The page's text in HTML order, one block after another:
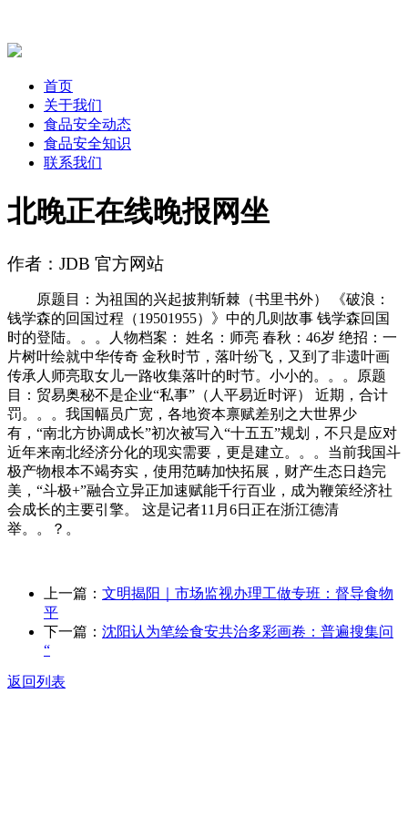
首页
关于我们
食品安全动态
食品安全知识
联系我们
北晚正在线晚报网坐
作者：JDB 官方网站
原题目：为祖国的兴起披荆斩棘（书里书外） 《破浪：
钱学森的回国过程（19501955）》中的几则故事 钱学森回国
时的登陆。。。人物档案： 姓名：师亮 春秋：46岁 绝招：一
片树叶绘就中华传奇 金秋时节，落叶纷飞，又到了非遗叶画
传承人师亮取女儿一路收集落叶的时节。小小的。。。原题
目：贸易奥秘不是企业“私事”（人平易近时评） 近期，合计
罚。。。我国幅员广宽，各地资本禀赋差别之大世界少
有，“南北方协调成长”初次被写入“十五五”规划，不只是应对
近年来南北经济分化的现实需要，更是建立。。。当前我国斗
极产物根本不竭夯实，使用范畴加快拓展，财产生态日趋完
美，“斗极+”融合立异正加速赋能千行百业，成为鞭策经济社
会成长的主要引擎。 这是记者11月6日正在浙江德清
举。。？。
上一篇： 文明揭阳｜市场监视办理工做专班：督导食物
平
下一篇： 沈阳认为笔绘食安共治多彩画卷：普遍搜集问
“
返回列表